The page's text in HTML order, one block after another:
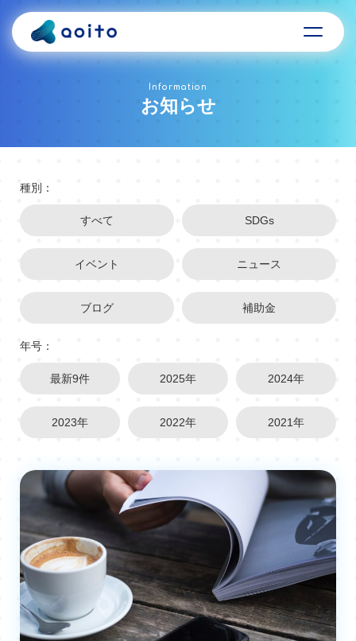
Information
お知らせ
種別：
すべて SDGs
イベント ニュース
ブログ 補助金
年号：
最新9件 2025年 2024年
2023年 2022年 2021年